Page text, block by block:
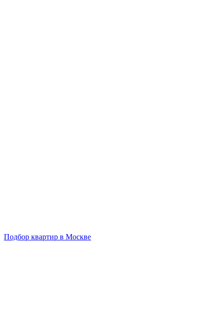
Подбор квартир в Москве